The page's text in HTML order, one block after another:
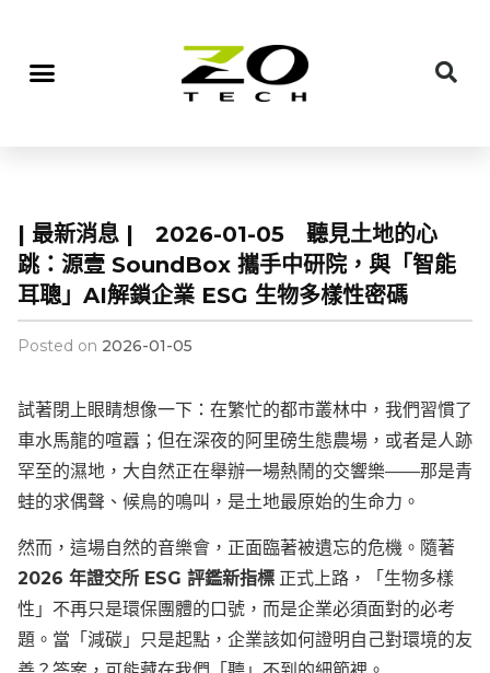
| 最新消息 | 2026-01-05 聽見土地的心
跳：源壹 SoundBox 攜手中研院，與「智能
耳聰」AI解鎖企業 ESG 生物多樣性密碼
Posted on 2026-01-05
試著閉上眼睛想像一下：在繁忙的都市叢林中，我們習慣了
車水馬龍的喧囂；但在深夜的阿里磅生態農場，或者是人跡
罕至的濕地，大自然正在舉辦一場熱鬧的交響樂——那是青
蛙的求偶聲、候鳥的鳴叫，是土地最原始的生命力。
然而，這場自然的音樂會，正面臨著被遺忘的危機。隨著
2026 年證交所 ESG 評鑑新指標 正式上路，「生物多樣
性」不再只是環保團體的口號，而是企業必須面對的必考
題。當「減碳」只是起點，企業該如何證明自己對環境的友